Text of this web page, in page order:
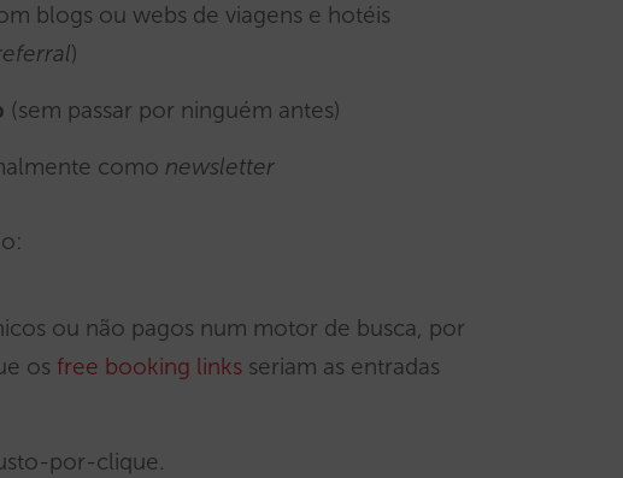
blogs ou webs de viagens e hotéis
)
(sem passar por ninguém antes)
como newsletter
ou não pagos num motor de busca, por
os free booking links seriam as entradas
por-clique.